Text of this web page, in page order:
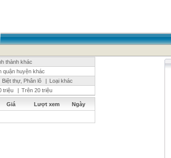
thành khác
quận huyện khác
Biệt thự, Phân lô | Loại khác
triệu | Trên 20 triệu
Giá Lượt xem Ngày